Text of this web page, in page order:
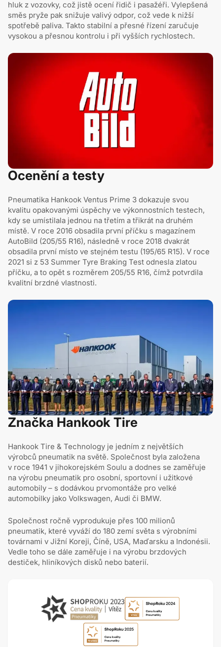
hluk z vozovky, což jistě ocení řidič i pasažéři. Vylepšená
směs pryže pak snižuje valivý odpor, což vede k nižší
spotřebě paliva. Takto stabilní a přesné řízení zaručuje
vysokou a přesnou kontrolu i při vyšších rychlostech.
Ocenění a testy
Pneumatika Hankook Ventus Prime 3 dokazuje svou
kvalitu opakovanými úspěchy ve výkonnostních testech,
kdy se umístilala jednou na třetím a třikrát na druhém
místě. V roce 2016 obsadila první příčku s magazínem
AutoBild (205/55 R16), následně v roce 2018 dvakrát
obsadila první místo ve stejném testu (195/65 R15). V roce
2021 si z 53 Summer Tyre Braking Test odnesla zlatou
příčku, a to opět s rozměrem 205/55 R16, čímž potvrdila
kvalitní brzdné vlastnosti.
Značka Hankook Tire
Hankook Tire & Technology je jedním z největších
výrobců pneumatik na světě. Společnost byla založena
v roce 1941 v jihokorejském Soulu a dodnes se zaměřuje
na výrobu pneumatik pro osobní, sportovní i užitkové
automobily – s dodávkou prvomontáže pro velké
automobilky jako Volkswagen, Audi či BMW.
Společnost ročně vyprodukuje přes 100 milionů
pneumatik, které vyváží do 180 zemí světa s výrobními
továrnami v Jižní Koreji, Číně, USA, Maďarsku a Indonésii.
Vedle toho se dále zaměřuje i na výrobu brzdových
destiček, hliníkových disků nebo baterií.